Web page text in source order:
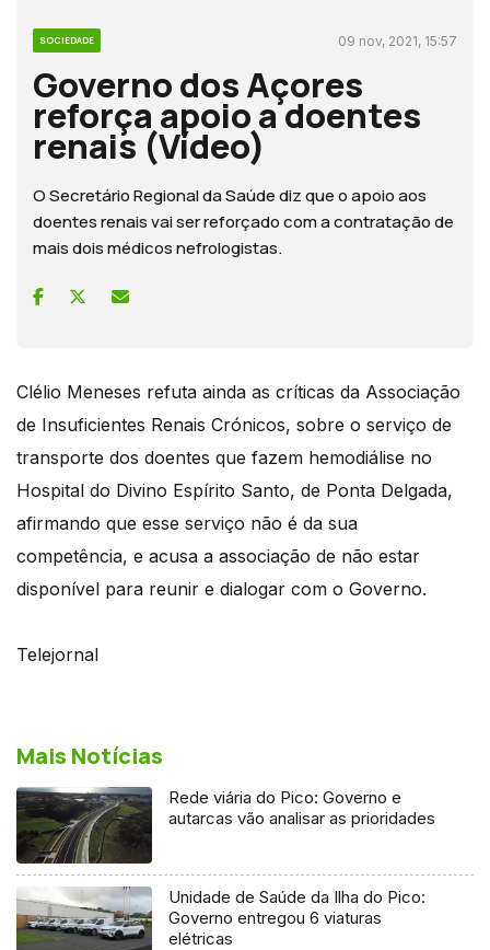
SOCIEDADE 09 nov, 2021, 15:57
Governo dos Açores
reforça apoio a doentes
renais (Vídeo)
O Secretário Regional da Saúde diz que o apoio aos
doentes renais vai ser reforçado com a contratação de
mais dois médicos nefrologistas.
Clélio Meneses refuta ainda as críticas da Associação
de Insuficientes Renais Crónicos, sobre o serviço de
transporte dos doentes que fazem hemodiálise no
Hospital do Divino Espírito Santo, de Ponta Delgada,
afirmando que esse serviço não é da sua
competência, e acusa a associação de não estar
disponível para reunir e dialogar com o Governo.
Telejornal
Mais Notícias
Rede viária do Pico: Governo e
autarcas vão analisar as prioridades
Unidade de Saúde da Ilha do Pico:
Governo entregou 6 viaturas
elétricas